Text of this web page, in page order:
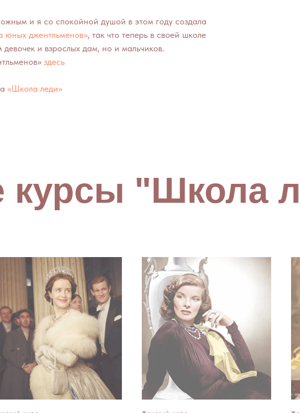
и я со спокойной душой в этом году создала
юных джентльменов», так что теперь в своей школе
и взрослых дам, но и мальчиков.
здесь
«Школа леди»
курсы "Школа